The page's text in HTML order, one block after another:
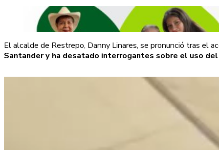
El alcalde de Restrepo, Danny Linares, se pronunció tras el
Santander y ha desatado interrogantes sobre el uso